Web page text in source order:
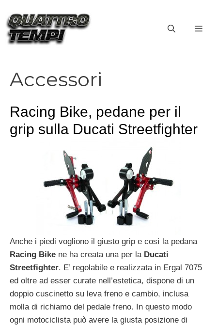
contenuto
Accessori
Racing Bike, pedane per il
grip sulla Ducati Streetfighter
Anche i piedi vogliono il giusto grip e così la pedana
Racing Bike ne ha creata una per la Ducati
Streetfighter. E’ regolabile e realizzata in Ergal 7075
ed oltre ad esser curate nell’estetica, dispone di un
doppio cuscinetto su leva freno e cambio, inclusa
molla di richiamo del pedale freno. In questo modo
ogni motociclista può avere la giusta posizione di